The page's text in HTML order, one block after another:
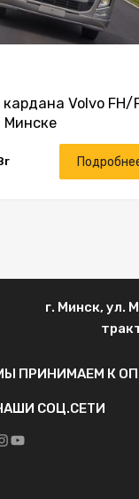
Volvo FH/
Минске
г. Минск, ул.
ПРИНИМАЕМ К
СОЦ.СЕТИ
YouTube